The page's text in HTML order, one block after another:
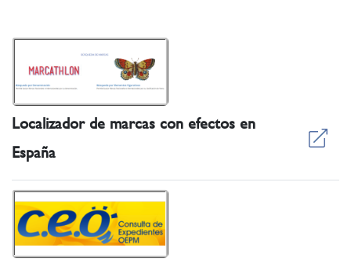
Localizador de marcas con efectos en
España